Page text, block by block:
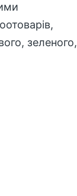
зеленого,